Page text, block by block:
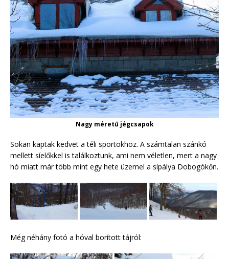
Nagy méretű jégcsapok
Sokan kaptak kedvet a téli sportokhoz. A számtalan szánkó
mellett síelőkkel is találkoztunk, ami nem véletlen, mert a nagy
hó miatt már több mint egy hete üzemel a sípálya Dobogókőn.
Még néhány fotó a hóval borított tájról: